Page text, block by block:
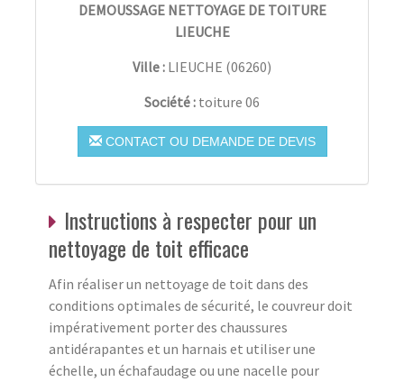
DEMOUSSAGE NETTOYAGE DE TOITURE
LIEUCHE
Ville : LIEUCHE (06260)
Société : toiture 06
CONTACT OU DEMANDE DE DEVIS
Instructions à respecter pour un
nettoyage de toit efficace
Afin réaliser un nettoyage de toit dans des
conditions optimales de sécurité, le couvreur doit
impérativement porter des chaussures
antidérapantes et un harnais et utiliser une
échelle, un échafaudage ou une nacelle pour